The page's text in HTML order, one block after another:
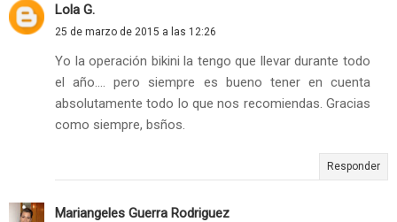
Lola G.
25 de marzo de 2015 a las 12:26
Yo la operación bikini la tengo que llevar durante todo
el año.... pero siempre es bueno tener en cuenta
absolutamente todo lo que nos recomiendas. Gracias
como siempre, bsños.
Responder
Mariangeles Guerra Rodriguez